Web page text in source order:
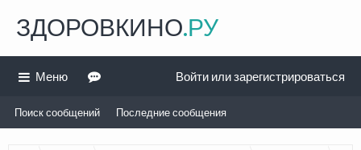
ЗДОРОВКИНО.РУ
Меню
Поиск сообщений Последние сообщения
Войти или зарегистрироваться